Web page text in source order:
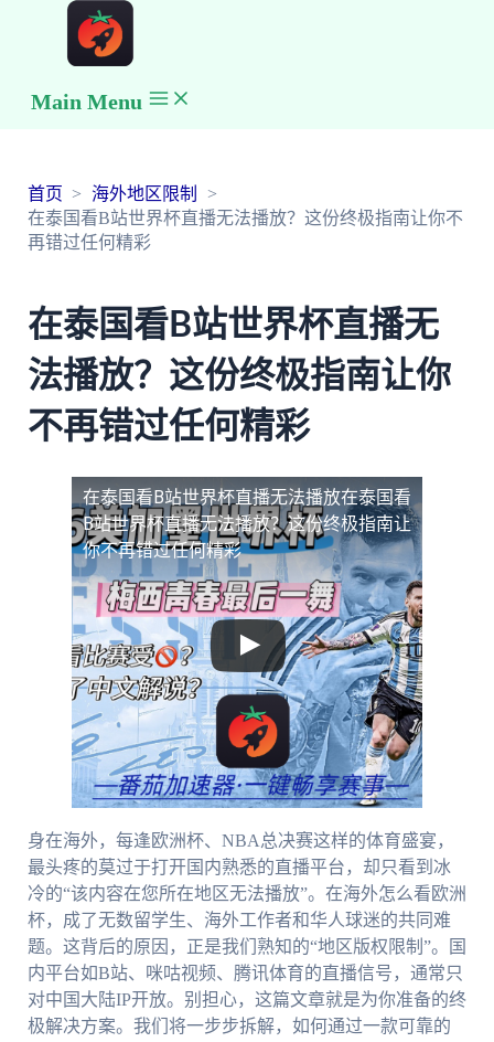
Main Menu
首页
海外地区限制
在泰国看B站世界杯直播无法播放？这份终极指南让你不
再错过任何精彩
在泰国看B站世界杯直播无
法播放？这份终极指南让你
不再错过任何精彩
在泰国看B站世界杯直播无法播放在泰国看
B站世界杯直播无法播放？这份终极指南让
你不再错过任何精彩
身在海外，每逢欧洲杯、NBA总决赛这样的体育盛宴，
最头疼的莫过于打开国内熟悉的直播平台，却只看到冰
冷的“该内容在您所在地区无法播放”。在海外怎么看欧洲
杯，成了无数留学生、海外工作者和华人球迷的共同难
题。这背后的原因，正是我们熟知的“地区版权限制”。国
内平台如B站、咪咕视频、腾讯体育的直播信号，通常只
对中国大陆IP开放。别担心，这篇文章就是为你准备的终
极解决方案。我们将一步步拆解，如何通过一款可靠的